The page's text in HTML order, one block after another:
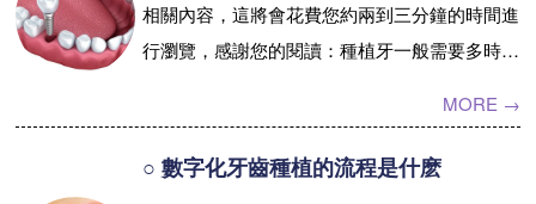
相關內容，這將會花費您約兩到三分鐘的時間進
行瀏覽，感謝您的閱讀：種植牙一般需要多時間
下颌種植後需要3個月，進行種植體與骨頭的生
長結合。現在市面上還有一種快速的種植體，它
MORE →
○ 數字化牙齒種植的流程是什麽